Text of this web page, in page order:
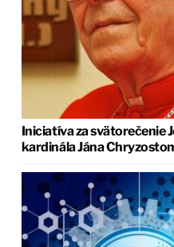
Iniciatíva za svätorečenie
kardinála Jána